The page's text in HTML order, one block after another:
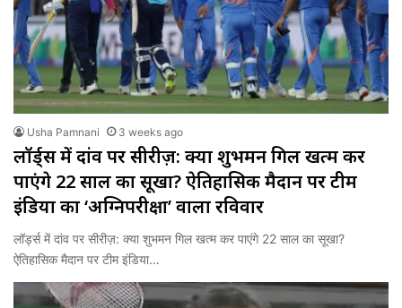
Usha Pamnani 3 weeks ago
लॉर्ड्स में दांव पर सीरीज़: क्या शुभमन गिल खत्म कर
पाएंगे 22 साल का सूखा? ऐतिहासिक मैदान पर टीम
इंडिया का ‘अग्निपरीक्षा’ वाला रविवार
लॉर्ड्स में दांव पर सीरीज़: क्या शुभमन गिल खत्म कर पाएंगे 22 साल का सूखा?
ऐतिहासिक मैदान पर टीम इंडिया…